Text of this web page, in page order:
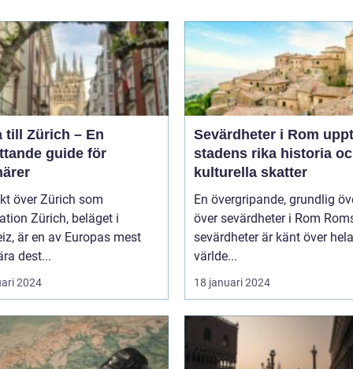
till Zürich – En
guide för
över Zürich som
beläget i
är en av Europas mest
dest...
2024
Sevärdheter i Rom upptäck
stadens rika historia
kulturella skatter
En övergripande, grundlig
över sevärdheter i Rom Roms
sevärdheter är känt över hela
världe...
18 januari 2024